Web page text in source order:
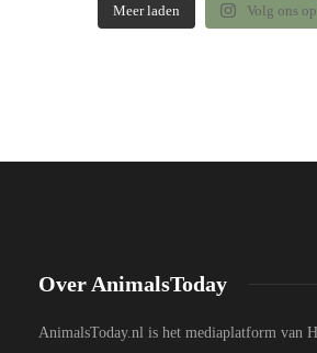
Meer laden Volg ons
Over AnimalsToday
AnimalsToday.nl is het mediaplatform van